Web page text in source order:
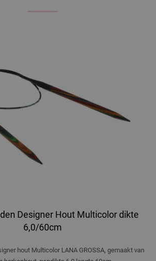
Designer Hout Multicolor dikte
6,0/60cm
hout Multicolor LANA GROSSA, gemaakt van